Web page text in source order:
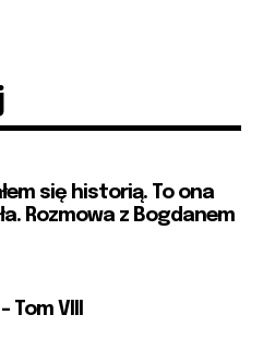
się historią. To ona
Rozmowa z Bogdanem
VIII